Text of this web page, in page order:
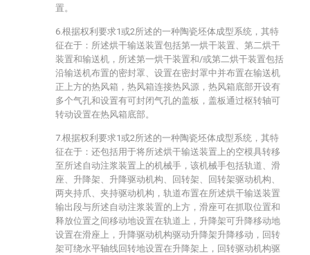
置。
6.根据权利要求1或2所述的一种陶瓷坯体成型系统，其特
征在于：所述烘干输送装置包括第一烘干装置、第二烘干
装置和输送机，所述第一烘干装置和/或第二烘干装置包括
沿输送机布置的密封罩、设置在密封罩中并布置在输送机
正上方的热风箱，热风箱连接热风源，热风箱底部开设有
多个气孔和设置有可封闭气孔的盖板，盖板通过枢转轴可
转动设置在热风箱底部。
7.根据权利要求1或2所述的一种陶瓷坯体成型系统，其特
征在于：还包括用于将所述烘干输送装置上的空模具转移
至所述自动注浆装置上的机械手，该机械手包括轨道、滑
座、升降架、升降驱动机构、回转架、回转架驱动机构、
两夹持爪、夹持驱动机构，轨道布置在所述烘干输送装置
输出段与所述自动注浆装置的上方，滑座可在抓取位置和
释放位置之间移动地设置在轨道上，升降架可升降移动地
设置在滑座上，升降驱动机构驱动升降架升降移动，回转
架可绕水平轴线回转地设置在升降架上，回转驱动机构驱